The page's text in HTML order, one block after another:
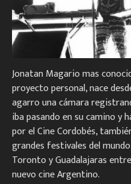
Jonatan Magario mas
proyecto personal, nace
agarro una cámara
iba pasando en su camino y
por el Cine Cordobés,
grandes festivales del
Toronto y Guadalajaras
nuevo cine Argentino.